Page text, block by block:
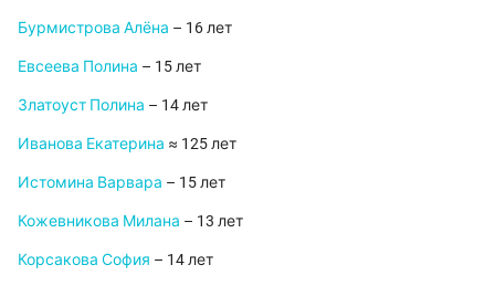
Бурмистрова Алёна – 16 лет
Евсеева Полина – 15 лет
Златоуст Полина – 14 лет
Иванова Екатерина ≈ 125 лет
Истомина Варвара – 15 лет
Кожевникова Милана – 13 лет
Корсакова София – 14 лет